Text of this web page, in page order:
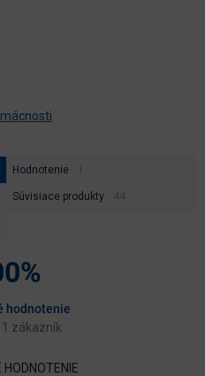
Hodnotenie
Súvisiace produkty
hodnotenie
1 zákazník
HODNOTENIE